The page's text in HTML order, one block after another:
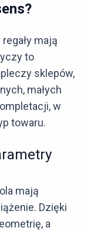
mają
to
sklepów,
małych
w
towaru.
mają
Dzięki
a